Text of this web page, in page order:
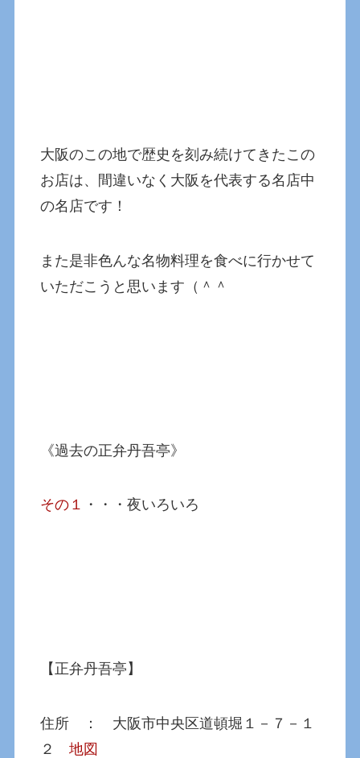
大阪のこの地で歴史を刻み続けてきたこの
お店は、間違いなく大阪を代表する名店中
の名店です！
また是非色んな名物料理を食べに行かせて
いただこうと思います（＾＾
《過去の正弁丹吾亭》
その１ ・・・夜いろいろ
【正弁丹吾亭】
住所 ： 大阪市中央区道頓堀１－７－１
２地図